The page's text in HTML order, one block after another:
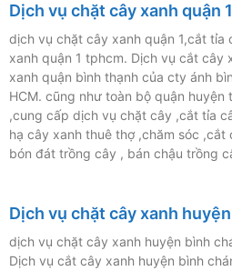
Dịch vụ chặt cây xanh quận
dịch vụ chặt cây xanh quận 1,cắt tỉa
xanh quận 1 tphcm. Dịch vụ cắt cây
xanh quận bình thạnh của cty ánh
HCM. cũng như toàn bộ quận huyện
,cung cấp dịch vụ chặt cây ,cắt tỉa
hạ cây xanh thuê thợ ,chăm sóc ,cắt
bón đát trồng cây , bán chậu trồng
Dịch vụ chặt cây xanh
dịch vụ chặt cây xanh huyện bình
Dịch vụ cắt cây xanh huyện bình